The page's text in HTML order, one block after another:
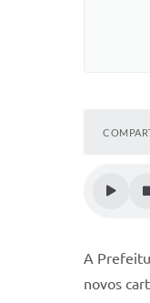
A
novos